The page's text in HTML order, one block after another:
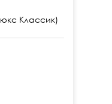
Классик)